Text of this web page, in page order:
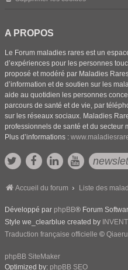
A PROPOS
Le Forum maladies rares est un
d’expériences pour les personnes
proposé et modéré par Maladies
d’information et de soutien sur les
aide au quotidien les personnes
parcours de santé et de vie, par
sur les réseaux sociaux. Maladies
professionnels de santé et du secteur
Plus d’informations :
Accueil du forum Liste des
Développé par phpBB® Forum
Style we_clearblue created by
Traduction française officielle © Qiaeru
phpBB SiteMaker
Optimized by: phpBB SEO